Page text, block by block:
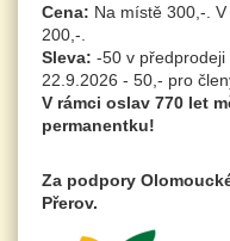
Cena: Na místě 300,-.
200,-.
Sleva: -50 v
22.9.2026 - 50,- pro
V rámci oslav 770 let
permanentku!
Za podpory
Přerov.